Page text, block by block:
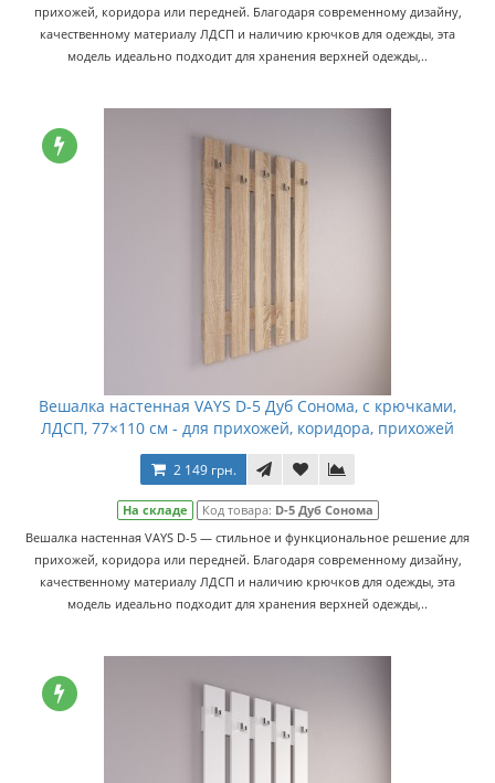
прихожей, коридора или передней. Благодаря современному дизайну,
качественному материалу ЛДСП и наличию крючков для одежды, эта
модель идеально подходит для хранения верхней одежды,..
Вешалка настенная VAYS D-5 Дуб Сонома, с крючками,
ЛДСП, 77×110 см - для прихожей, коридора, прихожей
2 149 грн.
На складе Код товара: D-5 Дуб Сонома
Вешалка настенная VAYS D-5 — стильное и функциональное решение для
прихожей, коридора или передней. Благодаря современному дизайну,
качественному материалу ЛДСП и наличию крючков для одежды, эта
модель идеально подходит для хранения верхней одежды,..